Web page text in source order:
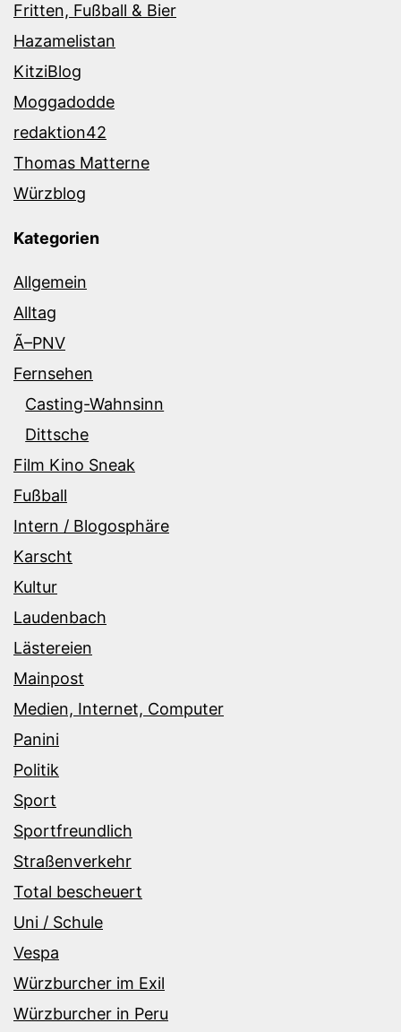
Fritten, Fußball & Bier
Hazamelistan
KitziBlog
Moggadodde
redaktion42
Thomas Matterne
Würzblog
Kategorien
Allgemein
Alltag
Ã–PNV
Fernsehen
Casting-Wahnsinn
Dittsche
Film Kino Sneak
Fußball
Intern / Blogosphäre
Karscht
Kultur
Laudenbach
Lästereien
Mainpost
Medien, Internet, Computer
Panini
Politik
Sport
Sportfreundlich
Straßenverkehr
Total bescheuert
Uni / Schule
Vespa
Würzburcher im Exil
Würzburcher in Peru